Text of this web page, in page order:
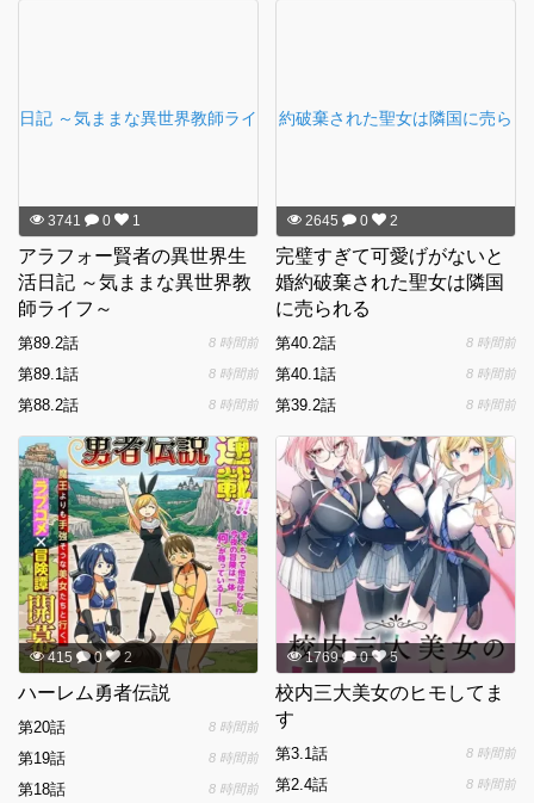
3741 0 1
アラフォー賢者の異世界生
活日記 ～気ままな異世界教
師ライフ～
第89.2話 8 時間前
第89.1話 8 時間前
第88.2話 8 時間前
2645 0 2
完璧すぎて可愛げがないと
婚約破棄された聖女は隣国
に売られる
第40.2話 8 時間前
第40.1話 8 時間前
第39.2話 8 時間前
415 0 2
ハーレム勇者伝説
第20話 8 時間前
第19話 8 時間前
第18話 8 時間前
1769 0 5
校内三大美女のヒモしてま
す
第3.1話 8 時間前
第2.4話 8 時間前